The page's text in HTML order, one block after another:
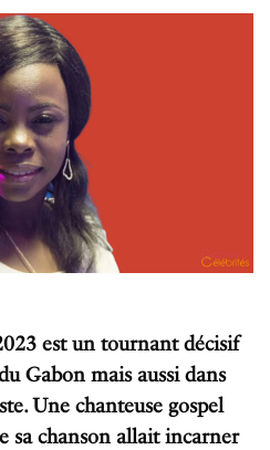
est un tournant décisif
Gabon mais aussi dans
Une chanteuse gospel
sa chanson allait incarner